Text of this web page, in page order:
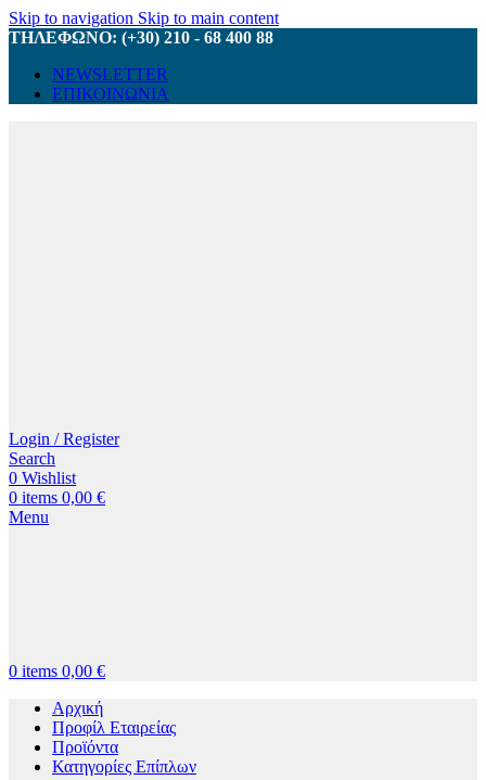
Skip to navigation Skip to main content
ΤΗΛΕΦΩΝΟ: (+30) 210 - 68 400 88
NEWSLETTER
ΕΠΙΚΟΙΝΩΝΙΑ
Login / Register
Search
0 Wishlist
0 items 0,00 €
Menu
0 items 0,00 €
Αρχική
Προφίλ Εταιρείας
Προϊόντα
Κατηγορίες Επίπλων